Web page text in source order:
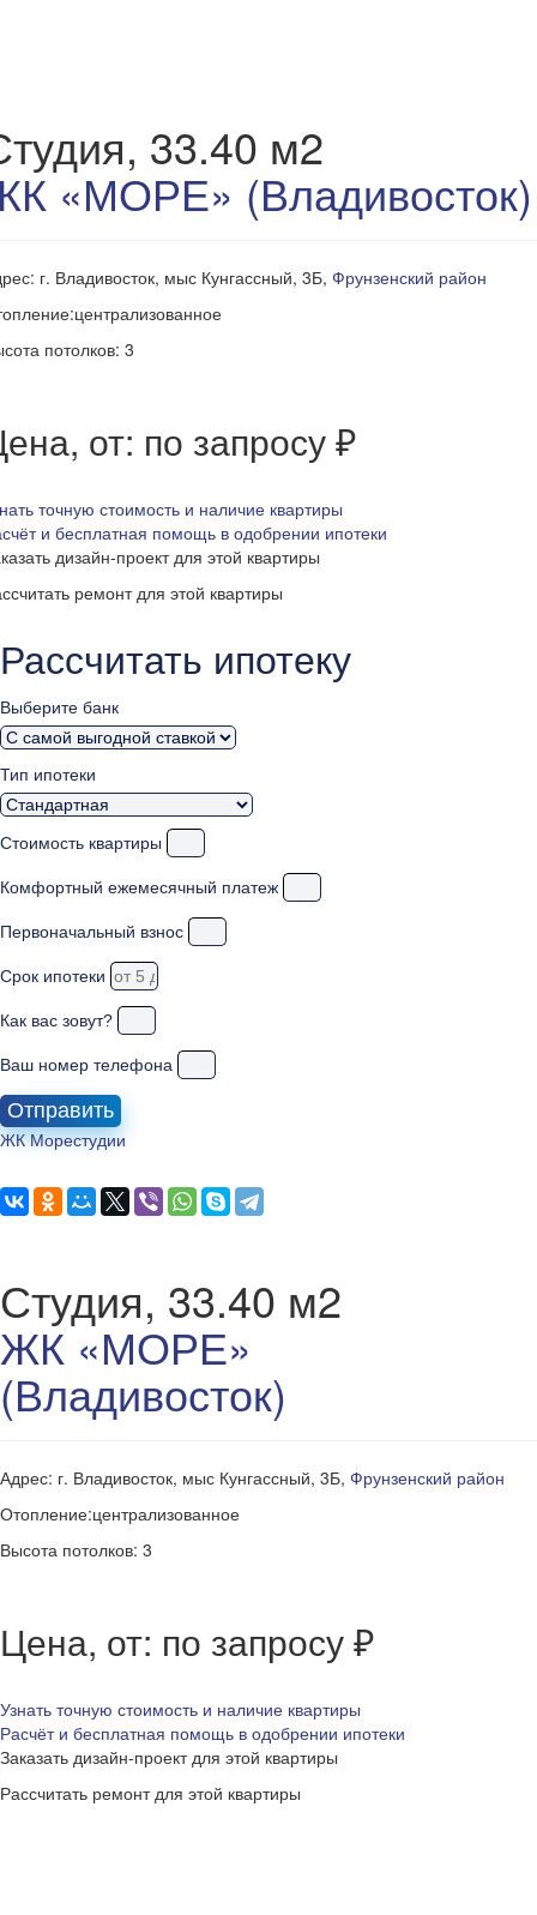
33.40 м2
«МОРЕ» (Владивосток)
г. Владивосток, мыс Кунгассный, 3Б, Фрунзенский район
потолков: 3
от: по запросу ₽
точную стоимость и наличие квартиры
и бесплатная помощь в одобрении ипотеки
дизайн-проект для этой квартиры
ремонт для этой квартиры
Рассчитать ипотеку
Выберите банк
Тип ипотеки
Стоимость квартиры
Комфортный ежемесячный платеж
Первоначальный взнос
Срок ипотеки
Как вас зовут?
Ваш номер телефона
Отправить
ЖК Морестудии
Студия, 33.40 м2
ЖК «МОРЕ»
(Владивосток)
Адрес: г. Владивосток, мыс Кунгассный, 3Б, Фрунзенский район
Отопление:централизованное
Высота потолков: 3
Цена, от: по запросу ₽
Узнать точную стоимость и наличие квартиры
Расчёт и бесплатная помощь в одобрении ипотеки
Заказать дизайн-проект для этой квартиры
Рассчитать ремонт для этой квартиры